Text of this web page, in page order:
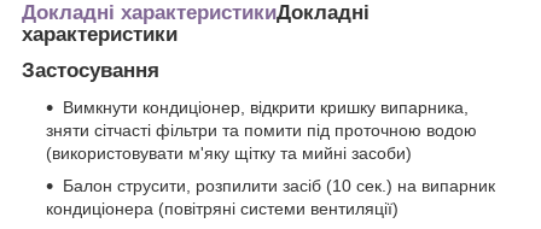
Докладні характеристикиДокладні
характеристики
Застосування
Вимкнути кондиціонер, відкрити кришку випарника,
зняти сітчасті фільтри та помити під проточною водою
(використовувати м'яку щітку та мийні засоби)
Балон струсити, розпилити засіб (10 сек.) на випарник
кондиціонера (повітряні системи вентиляції)